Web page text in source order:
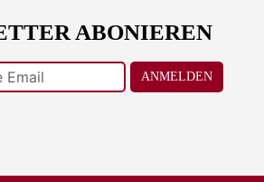
ABONIEREN
ANMELDEN